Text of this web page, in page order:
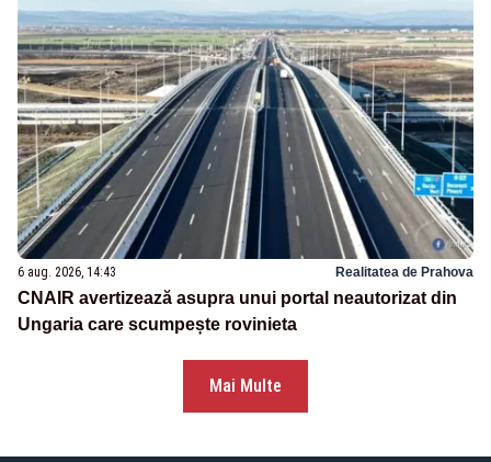
6 aug. 2026, 14:43 Realitatea de Prahova
CNAIR avertizează asupra unui portal neautorizat din
Ungaria care scumpește rovinieta
Mai Multe